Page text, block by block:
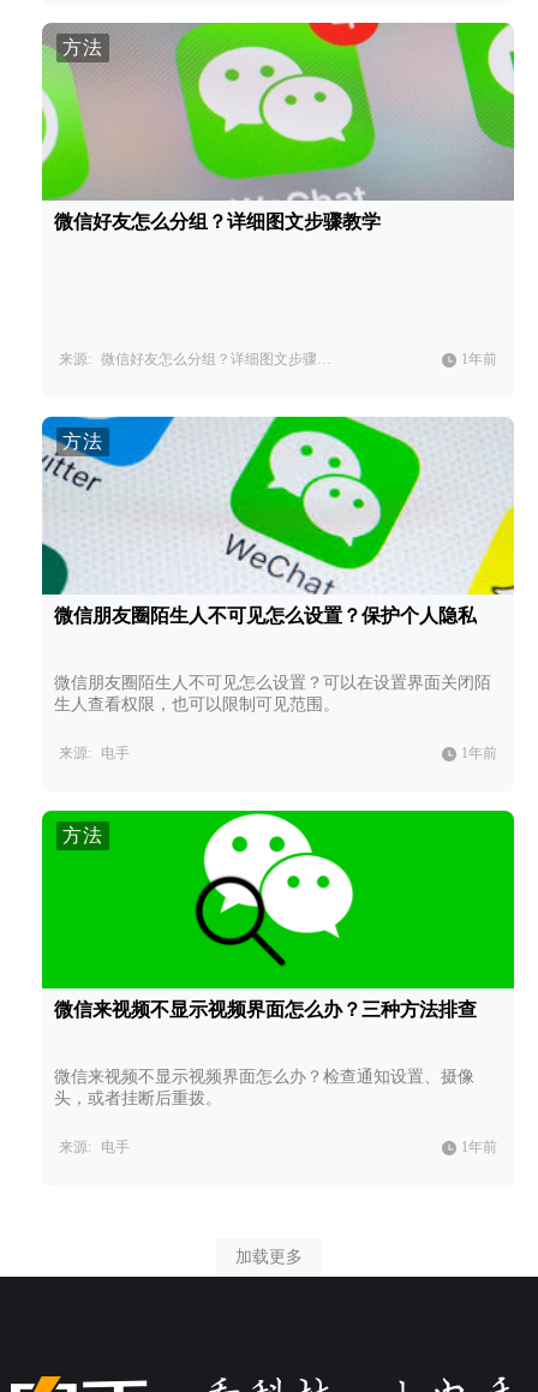
方法
微信好友怎么分组？详细图文步骤教学
来源: 微信好友怎么分组？详细图文步骤教学，快速管理微信好友。 1年前
方法
微信朋友圈陌生人不可见怎么设置？保护个人隐私
微信朋友圈陌生人不可见怎么设置？可以在设置界面关闭陌
生人查看权限，也可以限制可见范围。
来源: 电手 1年前
方法
微信来视频不显示视频界面怎么办？三种方法排查
微信来视频不显示视频界面怎么办？检查通知设置、摄像
头，或者挂断后重拨。
来源: 电手 1年前
加载更多